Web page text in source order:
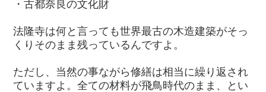
・古都奈良の文化財
法隆寺は何と言っても世界最古の木造建築がそっ
くりそのまま残っているんですよ。
ただし、当然の事ながら修繕は相当に繰り返され
ていますよ。全ての材料が飛鳥時代のまま、とい